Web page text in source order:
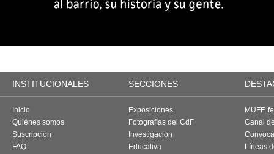
INSTITUCIONALES SECCIONES
Inicio
Quiénes somos
Suscripción
FAQ
Exposiciones
Fotografías del CdF
Investigación
Educativa
MUFF,
Canal
Líneas